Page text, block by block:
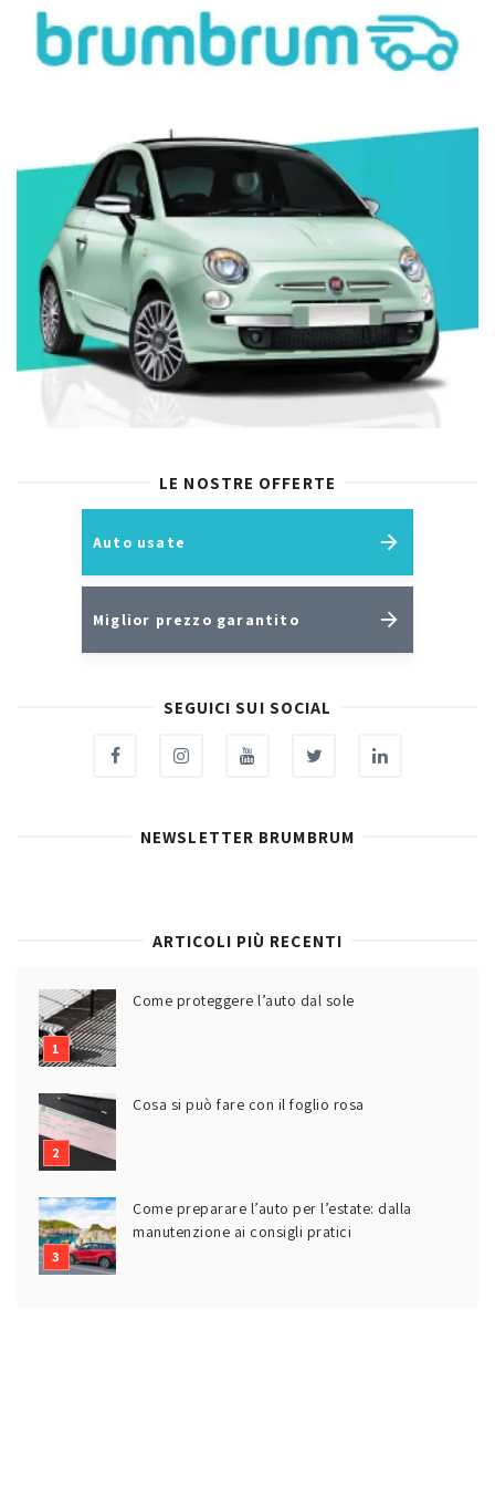
LE NOSTRE OFFERTE
Auto usate
Miglior prezzo garantito
SEGUICI SUI SOCIAL
NEWSLETTER BRUMBRUM
ARTICOLI PIÙ RECENTI
Come proteggere l’auto dal sole
Cosa si può fare con il foglio rosa
Come preparare l’auto per l’estate: dalla
manutenzione ai consigli pratici